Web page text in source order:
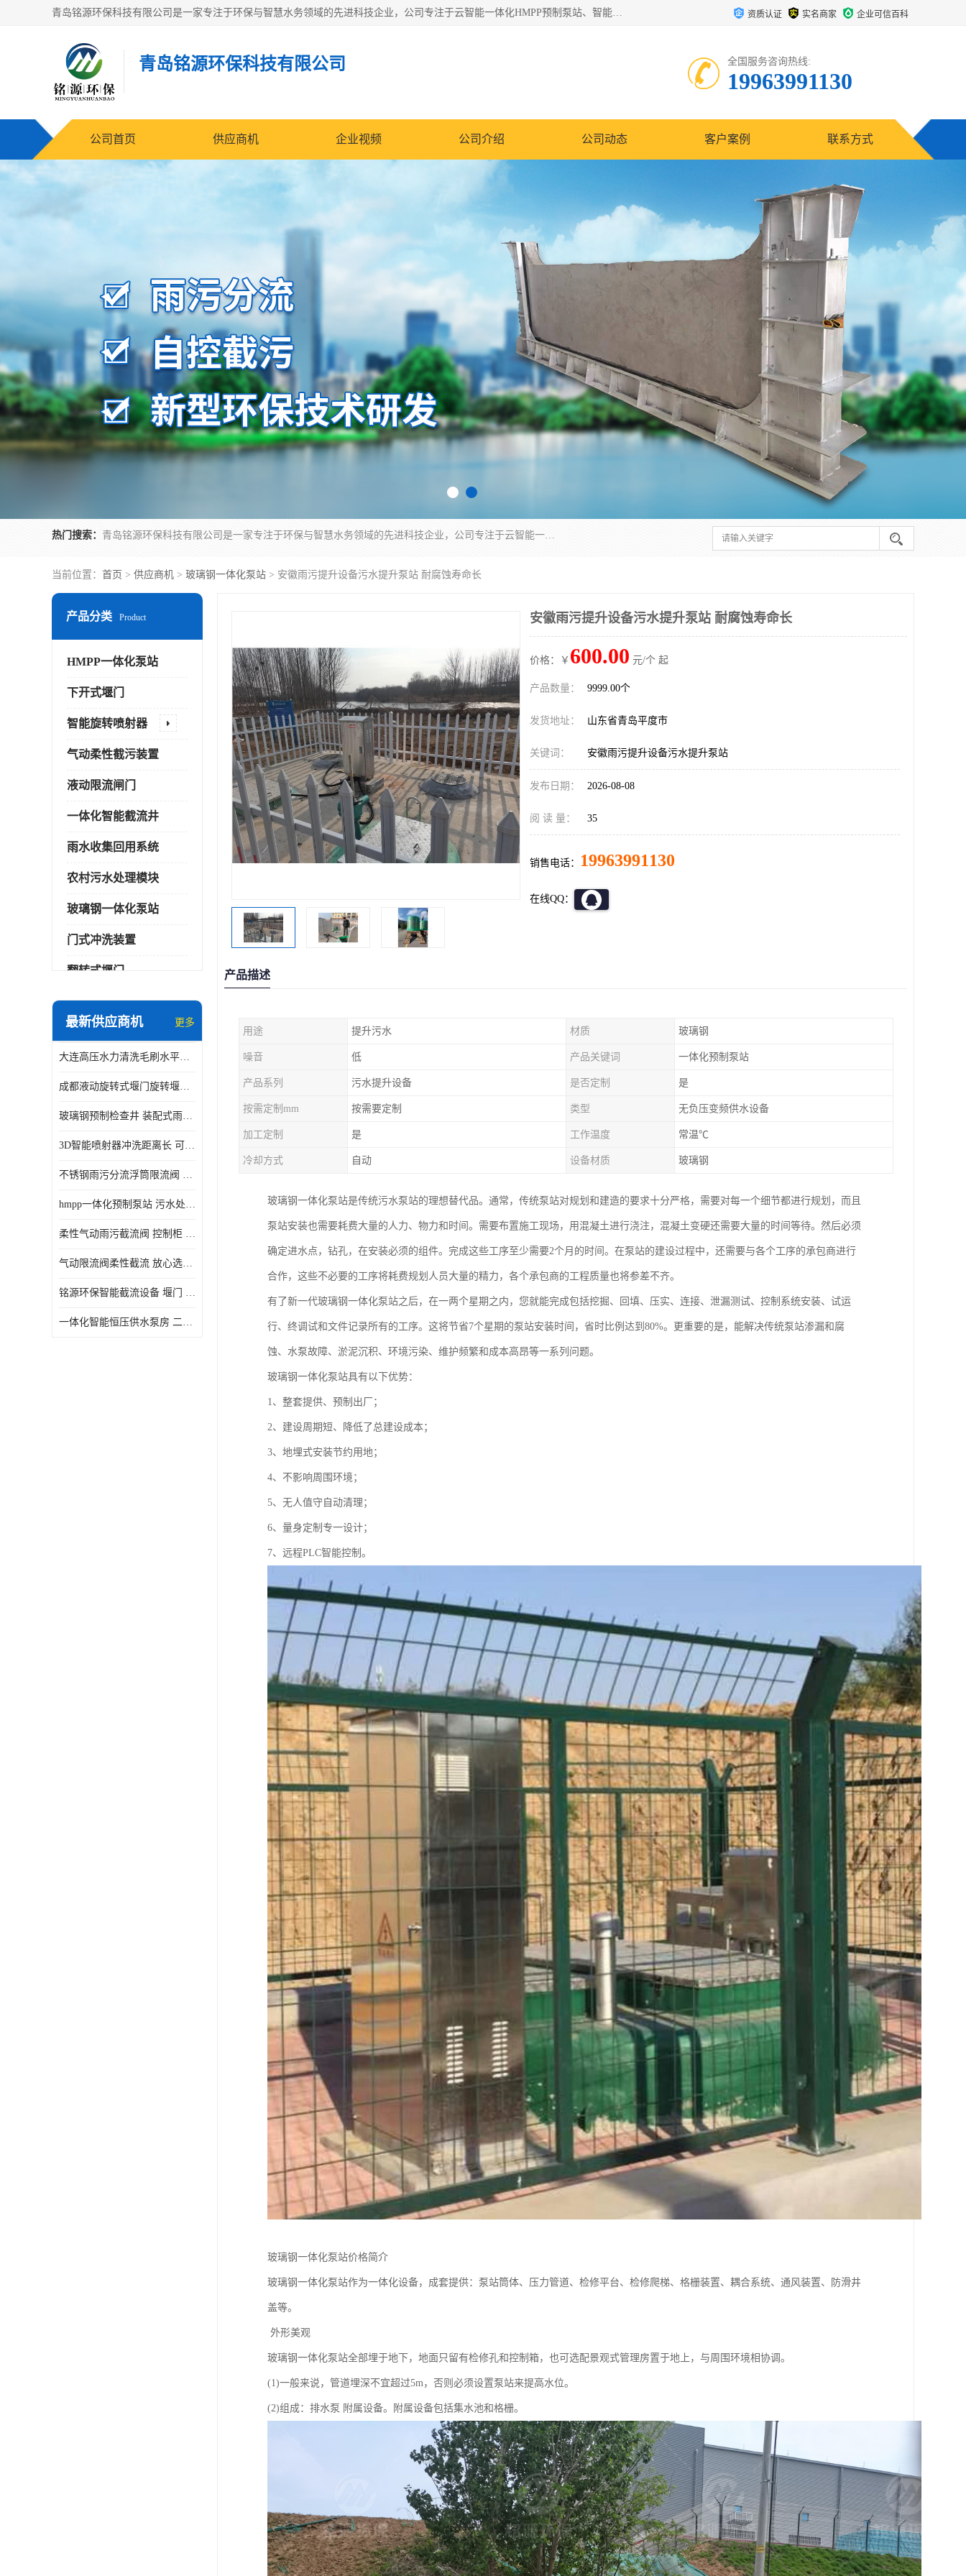
青岛铭源环保科技有限公司是一家专注于环保与智慧水务领域的先进科技企业，公司专注于云智能一体化HMPP预制泵站、智能截流井设备、调蓄池雨洪管理设备、水务循环利用、云智慧水务开发及新型环保技术研发等领域。 资质认证 实名商家 企业可信百科
青岛铭源环保科技有限公司 全国服务咨询热线:
19963991130
公司首页 供应商机 企业视频 公司介绍 公司动态 客户案例 联系方式
热门搜索： 青岛铭源环保科技有限公司是一家专注于环保与智慧水务领域的先进科技企业，公司专注于云智能一体化HMPP预制泵站、智能截流井设备、调蓄池雨洪管理设备、水务循环利用、云智慧水务开发及新型环保技术研发等领域。
当前位置： 首页 > 供应商机 > 玻璃钢一体化泵站 > 安徽雨污提升设备污水提升泵站 耐腐蚀寿命长
产品分类 Product
HMPP一体化泵站
下开式堰门
智能旋转喷射器
气动柔性截污装置
液动限流闸门
一体化智能截流井
雨水收集回用系统
农村污水处理模块
玻璃钢一体化泵站
门式冲洗装置
翻转式堰门
智能一体化雨水泵站
智能一体化供水泵房
智能一体化净水设备
最新供应商机 更多
大连高压水力清洗毛刷水平自清洁滚刷 水力自动冲洗系统 水力清洗
成都液动旋转式堰门旋转堰门 自动控制 SUS304
玻璃钢预制检查井 装配式雨水污水井 初期弃流井 源头厂家
3D智能喷射器冲洗距离长 可270度旋转 高强度水压远距离喷洗
不锈钢雨污分流浮筒限流阀 DN150-DN1000 品质可信
hmpp一体化预制泵站 污水处理系统 乡镇学校市政排水 厂家供应
柔性气动雨污截流阀 控制柜 远程控制安全性高检修方便
气动限流阀柔性截流 放心选购 控源截污铭源环保
铭源环保智能截流设备 堰门 铸铁调节闸门作用 源头商家 可定制
一体化智能恒压供水泵房 二次加压供水设备户外智慧泵房
安徽雨污提升设备污水提升泵站 耐腐蚀寿命长
价格：￥ 600.00 元/个 起
产品数量： 9999.00个
发货地址： 山东省青岛平度市
关键词： 安徽雨污提升设备污水提升泵站
发布日期： 2026-08-08
阅 读 量： 35
销售电话： 19963991130
在线QQ：
产品描述
用途 提升污水 材质 玻璃钢
噪音 低 产品关键词 一体化预制泵站
产品系列 污水提升设备 是否定制 是
按需定制mm 按需要定制 类型 无负压变频供水设备
加工定制 是 工作温度 常温℃
冷却方式 自动 设备材质 玻璃钢
玻璃钢一体化泵站是传统污水泵站的理想替代品。通常，传统泵站对规划和建造的要求十分严格，需要对每一个细节都进行规划，而且
泵站安装也需要耗费大量的人力、物力和时间。需要布置施工现场，用混凝土进行浇注，混凝土变硬还需要大量的时间等待。然后必须
确定进水点，钻孔，在安装必须的组件。完成这些工序至少需要2个月的时间。在泵站的建设过程中，还需要与各个工序的承包商进行
合作，这些不必要的工序将耗费规划人员大量的精力，各个承包商的工程质量也将参差不齐。
有了新一代玻璃钢一体化泵站之后，在一两个星期之内，您就能完成包括挖掘、回填、压实、连接、泄漏测试、控制系统安装、试运
行、终调试和文件记录所有的工序。这将节省7个星期的泵站安装时间，省时比例达到80%。更重要的是，能解决传统泵站渗漏和腐
蚀、水泵故障、淤泥沉积、环境污染、维护频繁和成本高昂等一系列问题。
玻璃钢一体化泵站具有以下优势：
1、整套提供、预制出厂；
2、建设周期短、降低了总建设成本；
3、地埋式安装节约用地；
4、不影响周围环境；
5、无人值守自动清理；
6、量身定制专一设计；
7、远程PLC智能控制。
玻璃钢一体化泵站价格简介
玻璃钢一体化泵站作为一体化设备，成套提供：泵站筒体、压力管道、检修平台、检修爬梯、格栅装置、耦合系统、通风装置、防滑井
盖等。
外形美观
玻璃钢一体化泵站全部埋于地下，地面只留有检修孔和控制箱，也可选配景观式管理房置于地上，与周围环境相协调。
(1)一般来说，管道埋深不宜超过5m，否则必须设置泵站来提高水位。
(2)组成：排水泵 附属设备。附属设备包括集水池和格栅。